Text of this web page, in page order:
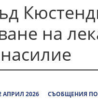
на
АПРИЛ 2026 СЪОБЩЕНИЯ